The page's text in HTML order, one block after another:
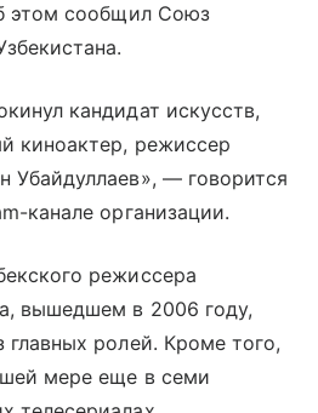
этом сообщил Союз
кандидат искусств,
киноактер, режиссер
Убайдуллаев», — говорится
канале организации.
режиссера
вышедшем в 2006 году,
главных ролей. Кроме того,
мере еще в семи